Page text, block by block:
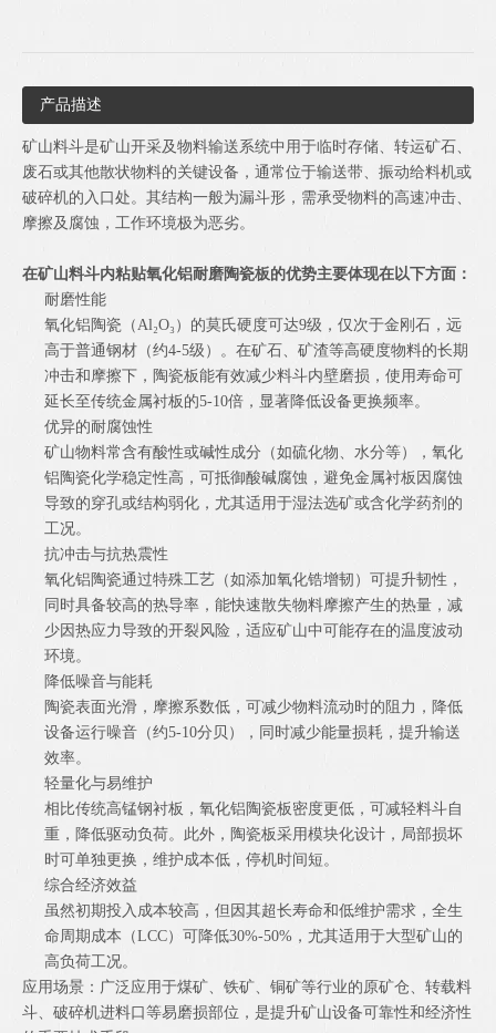
产品描述
矿山料斗是矿山开采及物料输送系统中用于临时存储、转运矿石、
废石或其他散状物料的关键设备，通常位于输送带、振动给料机或
破碎机的入口处。其结构一般为漏斗形，需承受物料的高速冲击、
摩擦及腐蚀，工作环境极为恶劣。
在矿山料斗内粘贴氧化铝耐磨陶瓷板的优势主要体现在以下方面：
耐磨性能
氧化铝陶瓷（Al₂O₃）的莫氏硬度可达9级，仅次于金刚石，远
高于普通钢材（约4-5级）。在矿石、矿渣等高硬度物料的长期
冲击和摩擦下，陶瓷板能有效减少料斗内壁磨损，使用寿命可
延长至传统金属衬板的5-10倍，显著降低设备更换频率。
优异的耐腐蚀性
矿山物料常含有酸性或碱性成分（如硫化物、水分等），氧化
铝陶瓷化学稳定性高，可抵御酸碱腐蚀，避免金属衬板因腐蚀
导致的穿孔或结构弱化，尤其适用于湿法选矿或含化学药剂的
工况。
抗冲击与抗热震性
氧化铝陶瓷通过特殊工艺（如添加氧化锆增韧）可提升韧性，
同时具备较高的热导率，能快速散失物料摩擦产生的热量，减
少因热应力导致的开裂风险，适应矿山中可能存在的温度波动
环境。
降低噪音与能耗
陶瓷表面光滑，摩擦系数低，可减少物料流动时的阻力，降低
设备运行噪音（约5-10分贝），同时减少能量损耗，提升输送
效率。
轻量化与易维护
相比传统高锰钢衬板，氧化铝陶瓷板密度更低，可减轻料斗自
重，降低驱动负荷。此外，陶瓷板采用模块化设计，局部损坏
时可单独更换，维护成本低，停机时间短。
综合经济效益
虽然初期投入成本较高，但因其超长寿命和低维护需求，全生
命周期成本（LCC）可降低30%-50%，尤其适用于大型矿山的
高负荷工况。
应用场景：广泛应用于煤矿、铁矿、铜矿等行业的原矿仓、转载料
斗、破碎机进料口等易磨损部位，是提升矿山设备可靠性和经济性